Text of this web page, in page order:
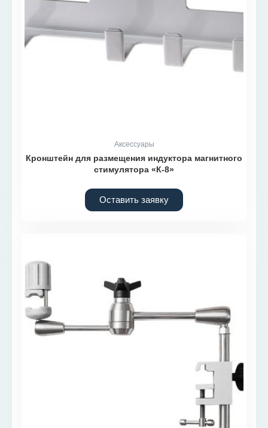
Аксессуары
Кронштейн для размещения индуктора магнитного
стимулятора «К-8»
Оставить заявку